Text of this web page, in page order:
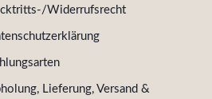
Widerrufsrecht
Lieferung, Versand &